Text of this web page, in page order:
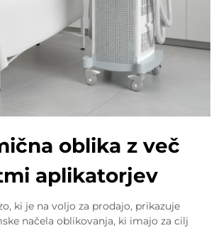
oblika z več
aplikatorjev
ki je na voljo za prodajo, prikazuje
načela oblikovanja, ki imajo za cilj